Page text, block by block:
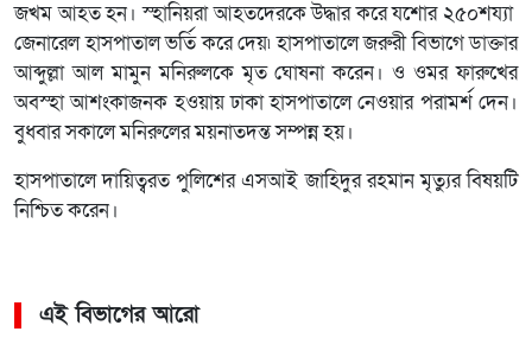
জখম আহত হন। স্হানিয়রা আহতদেরকে উদ্ধার করে যশোর ২৫০শয্যা
জেনারেল হাসপাতাল ভর্তি করে দেয়৷ হাসপাতালে জরুরী বিভাগে ডাক্তার
আব্দুল্লা আল মামুন মনিরুলকে মৃত ঘোষনা করেন। ও ওমর ফারুখের
অবস্হা আশংকাজনক হওয়ায় ঢাকা হাসপাতালে নেওয়ার পরামর্শ দেন।
বুধবার সকালে মনিরুলের ময়নাতদন্ত সম্পন্ন হয়।
হাসপাতালে দায়িত্বরত পুলিশের এসআই জাহিদুর রহমান মৃত্যুর বিষয়টি
নিশ্চিত করেন।
এই বিভাগের আরো